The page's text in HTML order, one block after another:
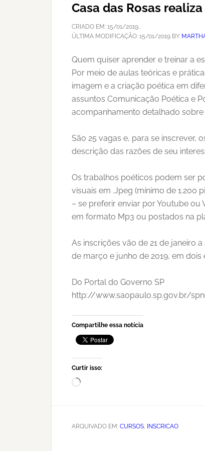
Casa das Rosas
CRIADO EM: 15/01/2019,
ÚLTIMA MODIFICAÇÃO: 15/01/2019 BY
Quem quiser aprender e treinar a
Por meio de aulas teóricas e
imagem e a criação poética em
assuntos Comunicação Poética e
acompanhamento detalhado
São 25 vagas e, para se inscrever,
descrição das razões de seu
Os trabalhos poéticos podem ser
visuais em .Jpeg (mínimo de
– se preferir enviar por Youtube
em formato Mp3 ou postados na
As inscrições vão de 21 de janeiro
de março e junho de 2019, em dois
Do Portal do Governo SP
http://www.saopaulo.sp.gov.br/
Compartilhe essa notícia
Curtir isso:
Carregando...
ARQUIVADO EM: CURSOS, INSCRICAO